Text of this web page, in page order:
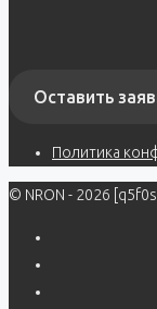
Оставить
Политика
© NRON - 2026